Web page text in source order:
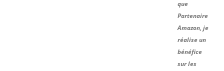
que
Partenaire
Amazon, je
réalise un
bénéfice
sur les